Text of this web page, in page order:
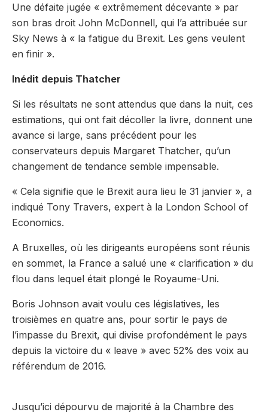
Une défaite jugée « extrêmement décevante » par
son bras droit John McDonnell, qui l’a attribuée sur
Sky News à « la fatigue du Brexit. Les gens veulent
en finir ».
Inédit depuis Thatcher
Si les résultats ne sont attendus que dans la nuit, ces
estimations, qui ont fait décoller la livre, donnent une
avance si large, sans précédent pour les
conservateurs depuis Margaret Thatcher, qu’un
changement de tendance semble impensable.
« Cela signifie que le Brexit aura lieu le 31 janvier », a
indiqué Tony Travers, expert à la London School of
Economics.
A Bruxelles, où les dirigeants européens sont réunis
en sommet, la France a salué une « clarification » du
flou dans lequel était plongé le Royaume-Uni.
Boris Johnson avait voulu ces législatives, les
troisièmes en quatre ans, pour sortir le pays de
l’impasse du Brexit, qui divise profondément le pays
depuis la victoire du « leave » avec 52% des voix au
référendum de 2016.
Jusqu’ici dépourvu de majorité à la Chambre des